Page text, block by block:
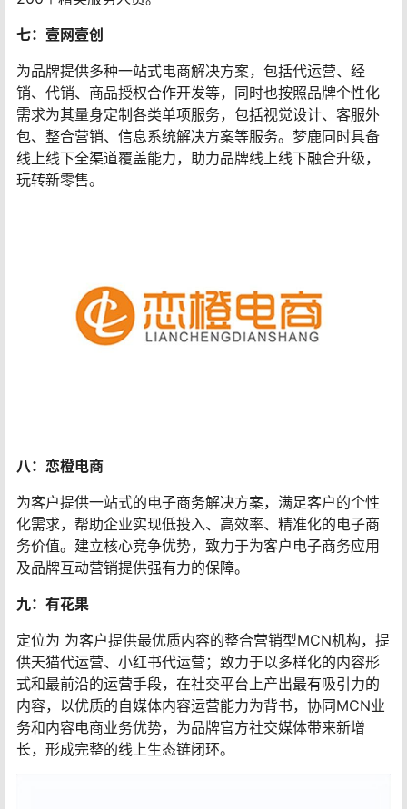
七：壹网壹创
为品牌提供多种一站式电商解决方案，包括代运营、经
销、代销、商品授权合作开发等，同时也按照品牌个性化
需求为其量身定制各类单项服务，包括视觉设计、客服外
包、整合营销、信息系统解决方案等服务。梦鹿同时具备
线上线下全渠道覆盖能力，助力品牌线上线下融合升级，
玩转新零售。
八：恋橙电商
为客户提供一站式的电子商务解决方案，满足客户的个性
化需求，帮助企业实现低投入、高效率、精准化的电子商
务价值。建立核心竞争优势，致力于为客户电子商务应用
及品牌互动营销提供强有力的保障。
九：有花果
定位为 为客户提供最优质内容的整合营销型MCN机构，提
供天猫代运营、小红书代运营；致力于以多样化的内容形
式和最前沿的运营手段，在社交平台上产出最有吸引力的
内容，以优质的自媒体内容运营能力为背书，协同MCN业
务和内容电商业务优势，为品牌官方社交媒体带来新增
长，形成完整的线上生态链闭环。